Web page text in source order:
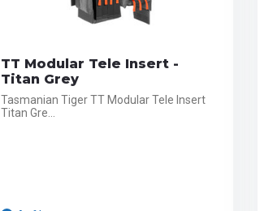
TT Modular Tele Insert -
Titan Grey
Tasmanian Tiger TT Modular Tele Insert
Titan Gre...